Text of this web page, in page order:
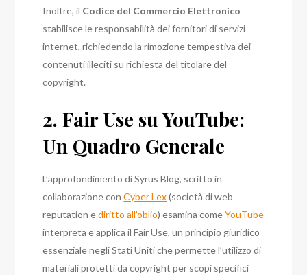
Inoltre, il Codice del Commercio Elettronico
stabilisce le responsabilità dei fornitori di servizi
internet, richiedendo la rimozione tempestiva dei
contenuti illeciti su richiesta del titolare del
copyright.
2. Fair Use su YouTube:
Un Quadro Generale
L’approfondimento di Syrus Blog, scritto in
collaborazione conCyber Lex(società di web
reputation ediritto all’oblio) esamina comeYouTube
interpreta e applica il Fair Use, un principio giuridico
essenziale negli Stati Uniti che permette l’utilizzo di
materiali protetti da copyright per scopi specifici